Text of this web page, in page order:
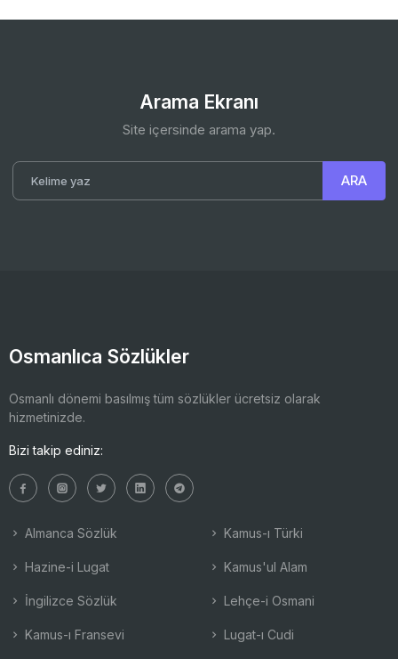
Arama Ekranı
Site içersinde arama yap.
Osmanlıca Sözlükler
Osmanlı dönemi basılmış tüm sözlükler ücretsiz olarak
hizmetinizde.
Bizi takip ediniz:
Almanca Sözlük
Hazine-i Lugat
İngilizce Sözlük
Kamus-ı Fransevi
Kamus-ı Türki
Kamus'ul Alam
Lehçe-i Osmani
Lugat-ı Cudi